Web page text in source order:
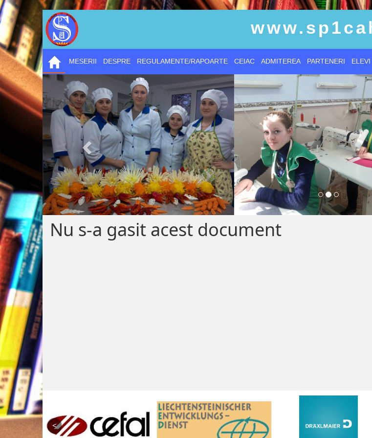
MESERII DESPRE REGULAMENTE/RAPOARTE CEIAC ADMITEREA PARTENERI ELEVI
Nu s-a gasit acest document